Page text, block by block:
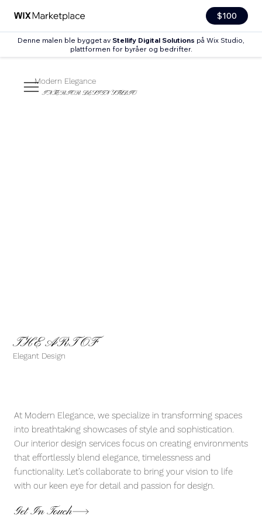
$100
Denne malen ble bygget av Stellify Digital Solutions på Wix Studio,
plattformen for byråer og bedrifter.